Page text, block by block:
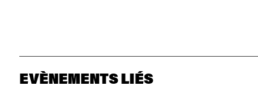
EVÈNEMENTS LIÉS